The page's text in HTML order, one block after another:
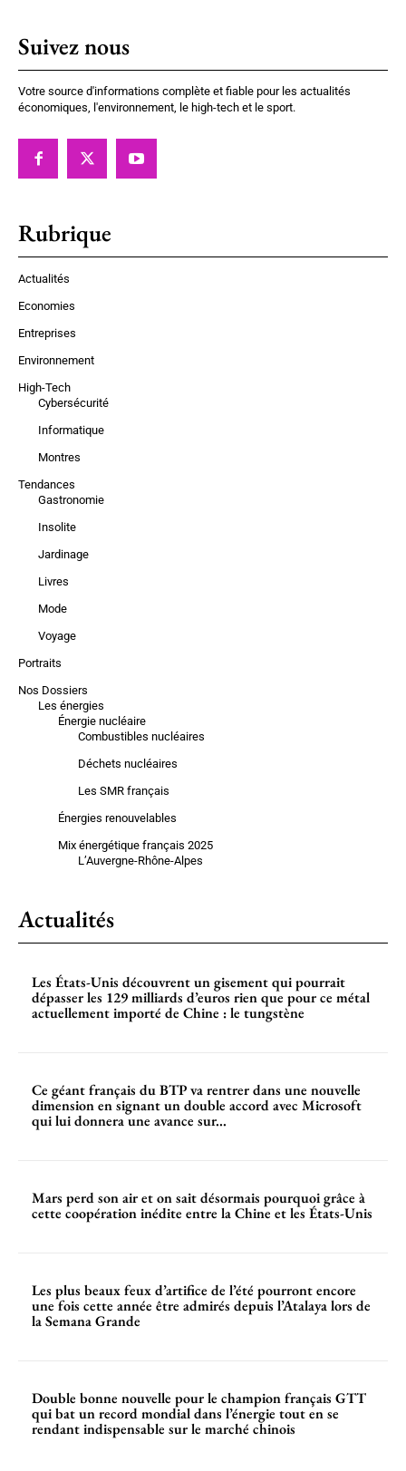
Suivez nous
Votre source d'informations complète et fiable pour les actualités
économiques, l'environnement, le high-tech et le sport.
Rubrique
Actualités
Economies
Entreprises
Environnement
High-Tech
Cybersécurité
Informatique
Montres
Tendances
Gastronomie
Insolite
Jardinage
Livres
Mode
Voyage
Portraits
Nos Dossiers
Les énergies
Énergie nucléaire
Combustibles nucléaires
Déchets nucléaires
Les SMR français
Énergies renouvelables
Mix énergétique français 2025
L’Auvergne-Rhône-Alpes
Actualités
Les États-Unis découvrent un gisement qui pourrait
dépasser les 129 milliards d’euros rien que pour ce métal
actuellement importé de Chine : le tungstène
Ce géant français du BTP va rentrer dans une nouvelle
dimension en signant un double accord avec Microsoft
qui lui donnera une avance sur...
Mars perd son air et on sait désormais pourquoi grâce à
cette coopération inédite entre la Chine et les États-Unis
Les plus beaux feux d’artifice de l’été pourront encore
une fois cette année être admirés depuis l’Atalaya lors de
la Semana Grande
Double bonne nouvelle pour le champion français GTT
qui bat un record mondial dans l’énergie tout en se
rendant indispensable sur le marché chinois